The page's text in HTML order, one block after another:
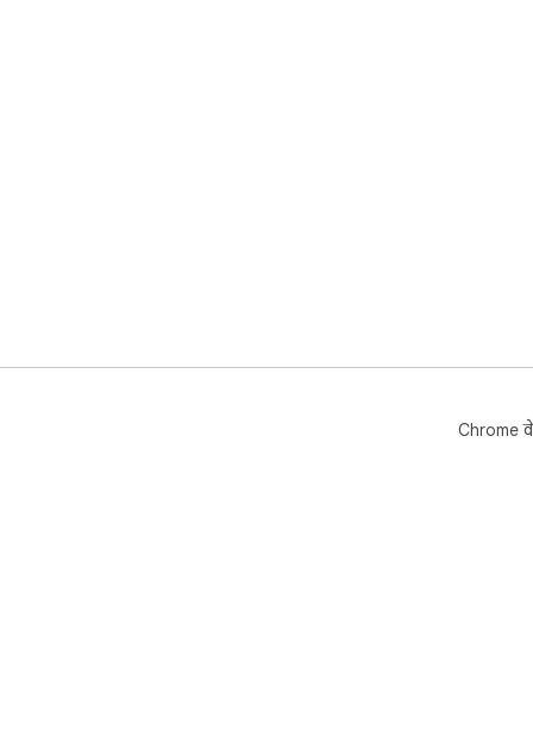
Chrome